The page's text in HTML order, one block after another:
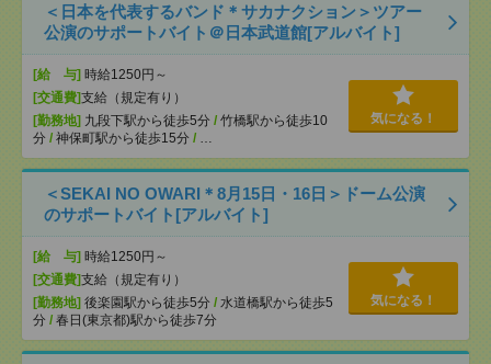
＜日本を代表するバンド＊サカナクション＞ツアー
公演のサポートバイト＠日本武道館[アルバイト]
[給 与] 時給1250円～
[交通費]支給（規定有り）
[勤務地] 九段下駅から徒歩5分 / 竹橋駅から徒歩10
分 / 神保町駅から徒歩15分 /
気になる！
＜SEKAI NO OWARI＊8月15日・16日＞ドーム公演
のサポートバイト[アルバイト]
[給 与] 時給1250円～
[交通費]支給（規定有り）
[勤務地] 後楽園駅から徒歩5分 / 水道橋駅から徒歩5
分 / 春日(東京都)駅から徒歩7分
気になる！